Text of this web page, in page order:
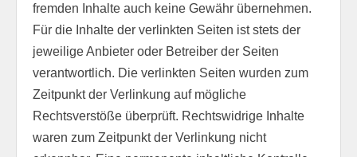
fremden Inhalte auch keine Gewähr übernehmen.
Für die Inhalte der verlinkten Seiten ist stets der
jeweilige Anbieter oder Betreiber der Seiten
verantwortlich. Die verlinkten Seiten wurden zum
Zeitpunkt der Verlinkung auf mögliche
Rechtsverstöße überprüft. Rechtswidrige Inhalte
waren zum Zeitpunkt der Verlinkung nicht